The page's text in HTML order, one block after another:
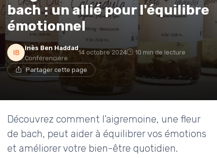
bach : un allié pour l'équilibre
émotionnel
Inès Ben Haddad
Conférencière
14 octobre 2024 10 min de lecture
Partager cette page
Découvrez comment l'aigremoine, une fleur
de bach, peut aider à équilibrer vos émotions
et améliorer votre bien-être quotidien.